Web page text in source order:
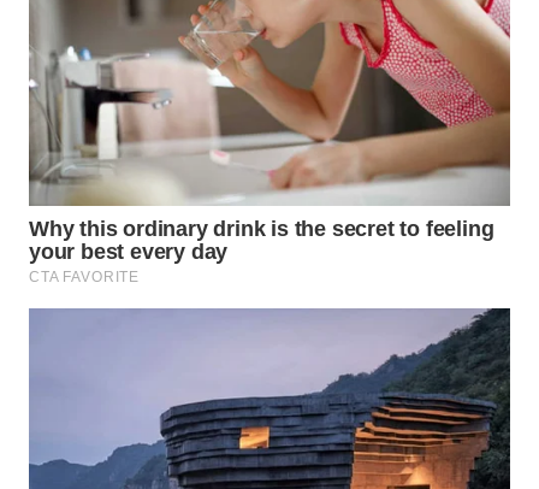
WN
BORNEO
Wahana
Media
Group
WAHANA
NEWS